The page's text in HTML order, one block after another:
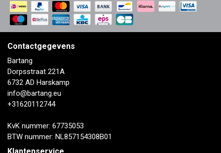
Contactgegevens
Bartang
Dorpsstraat 221A
6732 AD Harskamp
info@bartang.eu
+31620112744
KvK nummer: 67735053
BTW nummer: NL857154308B01